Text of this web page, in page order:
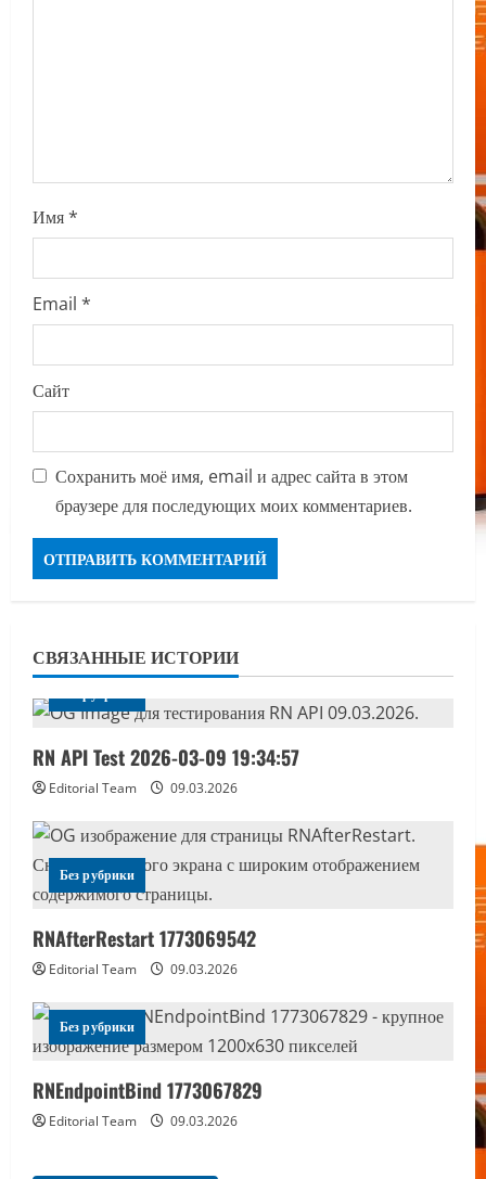
Имя*
Email *
Сайт
Сохранить моё имя, email и адрес сайта в этом
браузере для последующих моих комментариев.
СВЯЗАННЫЕ ИСТОРИИ
RN API Test 2026-03-09 19:34:57
Editorial Team 09.03.2026
Без рубрики
RNAfterRestart 1773069542
Editorial Team 09.03.2026
Без рубрики
RNEndpointBind 1773067829
Editorial Team 09.03.2026